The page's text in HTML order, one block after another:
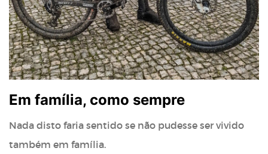
Em família, como sempre
Nada disto faria sentido se não pudesse ser vivido
também em família.